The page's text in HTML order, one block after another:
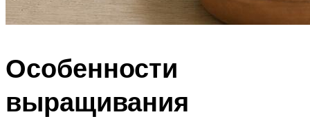
Особенности
выращивания